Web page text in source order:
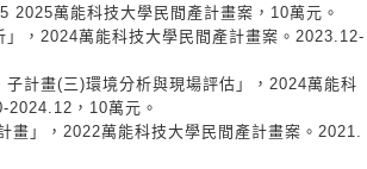
2025萬能科技大學民間產計畫案，10萬元。
」，2024萬能科技大學民間產計畫案。2023.12-
計畫(三)環境分析與現場評估」，2024萬能科
2024.12，10萬元。
畫」，2022萬能科技大學民間產計畫案。2021.